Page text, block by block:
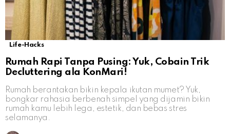
Life-Hacks
Rumah Rapi Tanpa Pusing: Yuk, Cobain Trik
Decluttering ala KonMari!
Rumah berantakan bikin kepala ikutan mumet? Yuk,
bongkar rahasia berbenah simpel yang dijamin bikin
rumah kamu lebih lega, estetik, dan bebas stres
selamanya.